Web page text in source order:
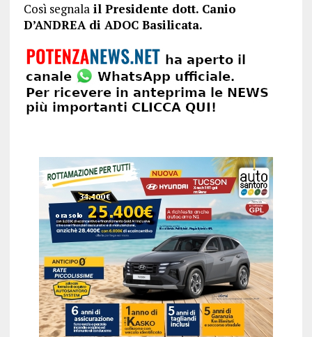
Così segnalail Presidente dott. Canio
D’ANDREA di ADOC Basilicata.